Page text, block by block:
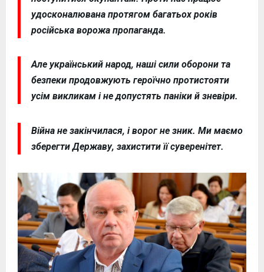
удосконалювана протягом багатьох років
російська ворожа пропаганда.
Але український народ, наші сили оборони та
безпеки продовжують героїчно протистояти
усім викликам і не допустять паніки й зневіри.
Війна не закінчилася, і ворог не зник. Ми маємо
зберегти Державу, захистити її суверенітет.